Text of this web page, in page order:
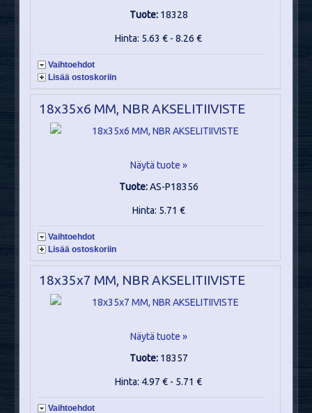
Tuote: 18328
Hinta: 5.63 € - 8.26 €
Vaihtoehdot
Lisää ostoskoriin
18x35x6 MM, NBR AKSELITIIVISTE
Näytä tuote »
Tuote:AS-P18356
Hinta: 5.71 €
Vaihtoehdot
Lisää ostoskoriin
18x35x7 MM, NBR AKSELITIIVISTE
Näytä tuote »
Tuote: 18357
Hinta: 4.97 € - 5.71 €
Vaihtoehdot